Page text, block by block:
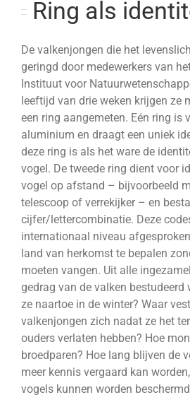
Ring als
De valkenjongen die het
geringd door medewerkers van
Instituut voor
leeftijd van drie weken krijgen ze
een ring aangemeten. Eén ring is
aluminium en draagt een uniek
deze ring is als het ware de
vogel. De tweede ring dient voor
vogel op afstand – bijvoorbeeld
telescoop of verrekijker – en
cijfer/lettercombinatie. Deze
internationaal niveau
land van herkomst te bepalen
moeten vangen. Uit alle
gedrag van de valken bestudeerd
ze naartoe in de winter? Waar
valkenjongen zich nadat ze het
ouders verlaten hebben? Hoe
broedparen? Hoe lang blijven de
meer kennis vergaard kan
vogels kunnen worden